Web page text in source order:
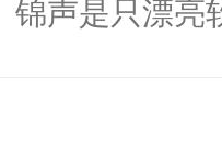
排:1、身高差
解气！
阴恻恻的看着
锦声是只漂亮